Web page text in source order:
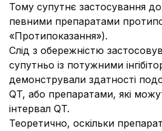
Тому супутнє застосування
певними препаратами
«Протипоказання»).
Слід з обережністю
супутньо із потужними
демонстрували здатності
QT, або препаратами, які
інтервал QT.
Теоретично, оскільки